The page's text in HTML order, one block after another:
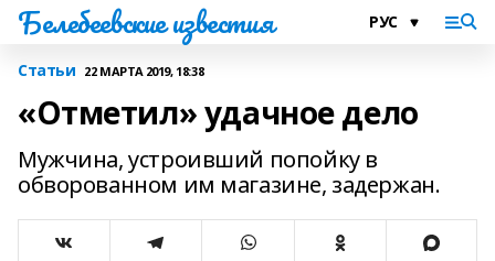
Белебеевские известия
Статьи 22 МАРТА 2019, 18:38
«Отметил» удачное дело
Мужчина, устроивший попойку в
обворованном им магазине, задержан.